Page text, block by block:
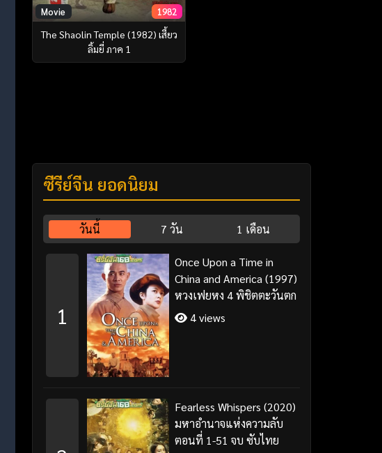
Movie 1982
The Shaolin Temple (1982) เสี้ยว
ลิ้มยี่ ภาค 1
ซีรี่ย์จีน ยอดนิยม
วันนี้ 7 วัน 1 เดือน
1
Once Upon a Time in
China and America (1997)
หวงเฟยหง 4 พิชิตตะวันตก
4 views
Fearless Whispers (2020)
มหาอำนาจแห่งความลับ
ตอนที่ 1-51 จบ ซับไทย